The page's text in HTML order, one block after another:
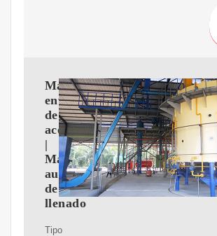
Máquina
envasadora
de
aceite
|
Máquina
automática
de
llenado
Tipo